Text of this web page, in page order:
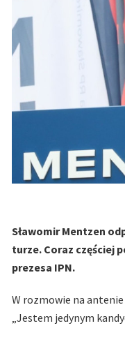
Sławomir Mentzen
turze. Coraz częściej
prezesa IPN.
W rozmowie na
„Jestem jedynym